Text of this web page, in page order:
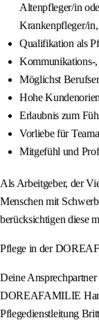
Altenpfleger/in
Krankenpfleger/
Qualifikation als
Kommunikations-,
Möglichst
Hohe
Erlaubnis zum
Vorliebe für
Mitgefühl und
Als Arbeitgeber, der
Menschen mit
berücksichtigen diese
Pflege in der
Deine
DOREAFAMILIE
Pflegedienstleitung